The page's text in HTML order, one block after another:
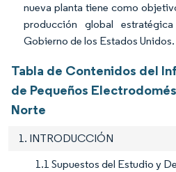
nueva planta tiene como
producción global
Gobierno de los Estados Unidos.
Tabla de Contenidos del
de Pequeños
Norte
1. INTRODUCCIÓN
1.1 Supuestos del Estudio y